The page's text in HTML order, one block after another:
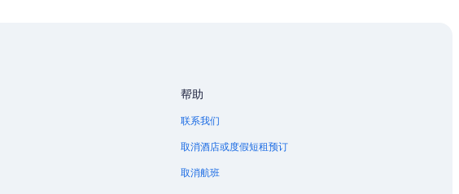
帮助
联系我们
取消酒店或度假短租预订
取消航班